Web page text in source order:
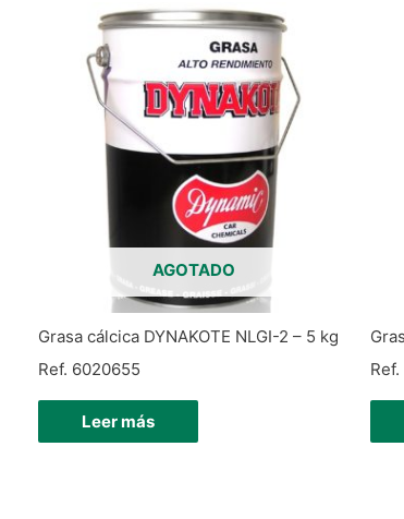
AGOTADO
Grasa cálcica DYNAKOTE NLGI-2 – 5 kg
Ref. 6020655
Leer más